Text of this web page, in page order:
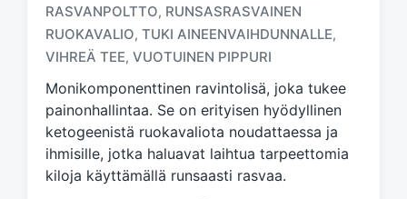
a
g
e
d
w
i
t
h
RASVANPOLTTO, RUNSASRASVAINEN
RUOKAVALIO, TUKI AINEENVAIHDUNNALLE,
VIHREÄ TEE, VUOTUINEN PIPPURI
Monikomponenttinen ravintolisä, joka tukee
painonhallintaa. Se on erityisen hyödyllinen
ketogeenistä ruokavaliota noudattaessa ja
ihmisille, jotka haluavat laihtua tarpeettomia
kiloja käyttämällä runsaasti rasvaa.